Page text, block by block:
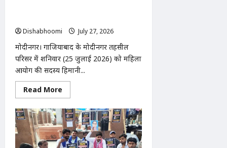
Dishabhoomi
July 27, 2026
मोदीनगर। गाजियाबाद के मोदीनगर तहसील
परिसर में शनिवार (25 जुलाई 2026) को महिला
आयोग की सदस्य हिमानी...
Read More
more
भाई
की
मौत
पर
न्याय
मांगती